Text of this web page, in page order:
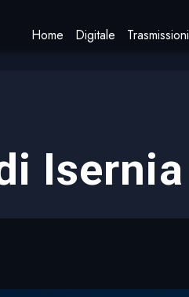
Home Digitale Trasmissioni
Isernia